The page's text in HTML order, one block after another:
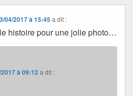
04/2017 à 15:45 a dit :
histoire pour une jolie photo…
à 09:12 a dit :